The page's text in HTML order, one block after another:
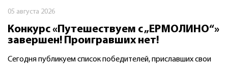
05 августа 2026
Конкурс «Путешествуем с „ЕРМОЛИНО“»
завершен! Проигравших нет!
Сегодня публикуем список победителей, приславших свои